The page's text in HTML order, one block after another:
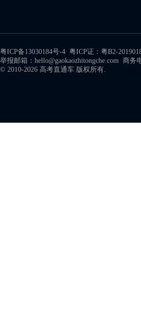
粤ICP备13030184号-4 粤ICP证：粤B2-
举报邮箱：hello@gaokaozhitongche.com 商务
© 2010-2026 高考直通车 版权所有.